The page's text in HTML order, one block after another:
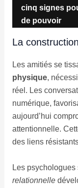
cinq signes
de pouvoir
La
Les amitiés se
physique,
réel. Les
numérique,
aujourd’hui
attentionnelle.
des liens
Les
relationnelle